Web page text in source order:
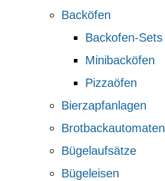
Backöfen
Backofen-Sets
Minibacköfen
Pizzaöfen
Bierzapfanlagen
Brotbackautomaten
Bügelaufsätze
Bügeleisen